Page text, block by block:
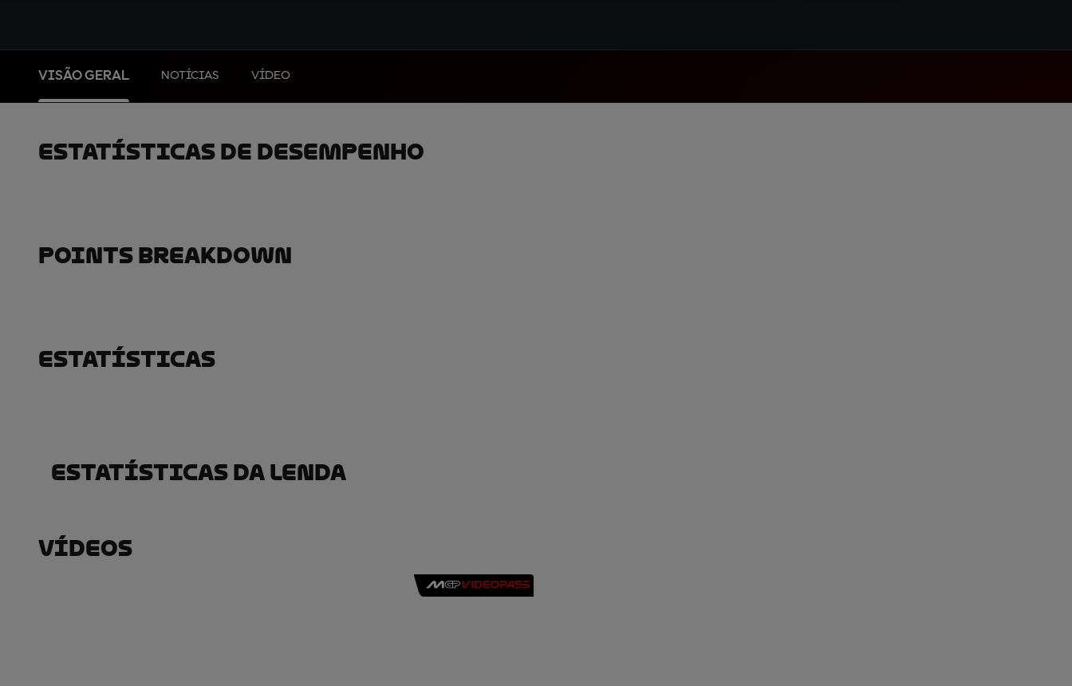
VISÃO GERAL NOTÍCIAS VÍDEO
Estatísticas De Desempenho
Points Breakdown
Estatísticas
Estatísticas Da Lenda
Vídeos